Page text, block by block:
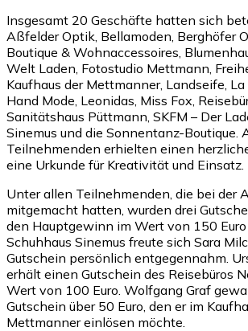
Insgesamt 20 Geschäfte hatten sich
Aßfelder Optik, Bellamoden, Berghöfer
Boutique & Wohnaccessoires,
Welt Laden, Fotostudio Mettmann,
Kaufhaus der Mettmanner, Landseife, La
Hand Mode, Leonidas, Miss Fox,
Sanitätshaus Püttmann, SKFM – Der
Sinemus und die Sonnentanz-Boutique.
Teilnehmenden erhielten einen
eine Urkunde für Kreativität und Einsatz.
Unter allen Teilnehmenden, die bei der
mitgemacht hatten, wurden drei
den Hauptgewinn im Wert von 150 Euro
Schuhhaus Sinemus freute sich Sara
Gutschein persönlich entgegennahm.
erhält einen Gutschein des Reisebüros
Wert von 100 Euro. Wolfgang Graf
Gutschein über 50 Euro, den er im
Mettmanner einlösen möchte.